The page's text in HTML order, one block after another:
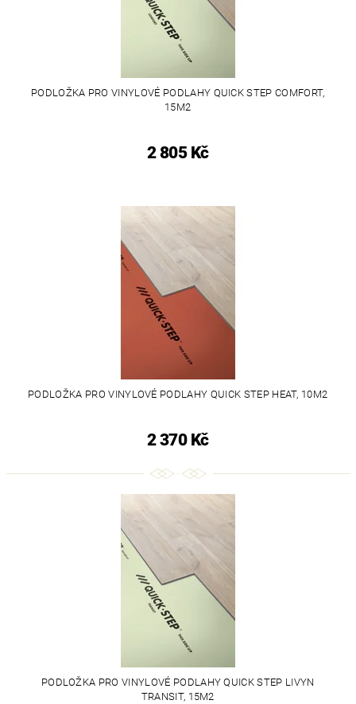
PODLOŽKA PRO VINYLOVÉ PODLAHY QUICK STEP COMFORT,
15M2
2 805 Kč
PODLOŽKA PRO VINYLOVÉ PODLAHY QUICK STEP HEAT, 10M2
2 370 Kč
PODLOŽKA PRO VINYLOVÉ PODLAHY QUICK STEP LIVYN
TRANSIT, 15M2